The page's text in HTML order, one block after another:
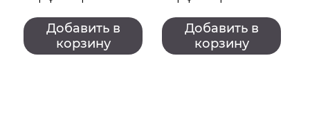
Добавить в
корзину
Добавить в
корзину